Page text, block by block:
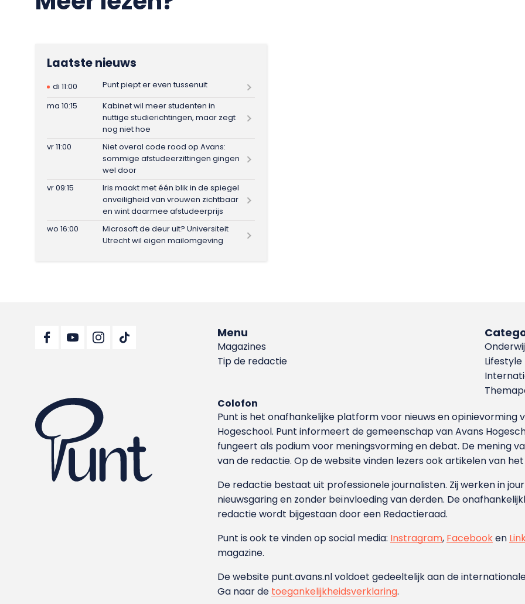
Laatste nieuws
di 11:00
Punt piept er even tussenuit
ma 10:15
Kabinet wil meer studenten in
nuttige studierichtingen, maar zegt
nog niet hoe
vr 11:00
Niet overal code rood op Avans:
sommige afstudeerzittingen gingen
wel door
vr 09:15
Iris maakt met één blik in de spiegel
onveiligheid van vrouwen zichtbaar
en wint daarmee afstudeerprijs
wo 16:00
Microsoft de deur uit? Universiteit
Utrecht wil eigen mailomgeving
Menu
Magazines
Tip de redactie
Lifestyle
Colofon
Punt is het onafhankelijke platform voor nieuws en
Hoge­school. Punt informeert de gemeenschap van Avans
fungeert als podium voor meningsvorming en debat. De mening
van de redactie. Op de website vinden lezers ook artikelen van
De redactie bestaat uit professionele journalisten. Zij werken in
nieuwsgaring en zonder beïnvloeding van derden. De
redactie wordt bijgestaan door een Redactieraad.
Punt is ook te vinden op social media: Instragram, Facebooken
magazine.
De website punt.avans.nl voldoet gedeeltelijk aan de
Ga naar de toegankelijkheidsverklaring.